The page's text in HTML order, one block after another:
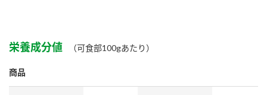
栄養成分値 （可食部100gあたり）
商品